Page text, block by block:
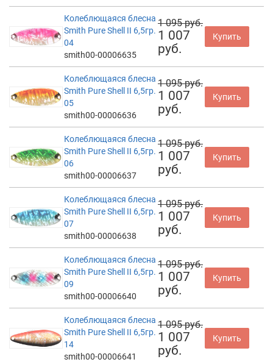
Колеблющаяся блесна
Smith Pure Shell II 6,5гр.
04
smith00-00006635
1 095 руб.
1 007
руб.
Купить
Колеблющаяся блесна
Smith Pure Shell II 6,5гр.
05
smith00-00006636
1 095 руб.
1 007
руб.
Купить
Колеблющаяся блесна
Smith Pure Shell II 6,5гр.
06
smith00-00006637
1 095 руб.
1 007
руб.
Купить
Колеблющаяся блесна
Smith Pure Shell II 6,5гр.
07
smith00-00006638
1 095 руб.
1 007
руб.
Купить
Колеблющаяся блесна
Smith Pure Shell II 6,5гр.
09
smith00-00006640
1 095 руб.
1 007
руб.
Купить
Колеблющаяся блесна
Smith Pure Shell II 6,5гр.
14
smith00-00006641
1 095 руб.
1 007
руб.
Купить